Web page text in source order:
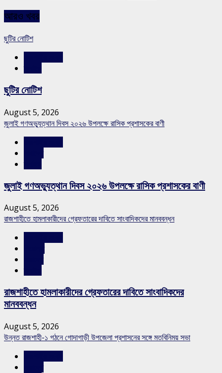
আরও খবর
ছুটির নোটিশ
ছুটির নোটিশ
August 5, 2026
জুলাই গণঅভ্যুত্থান দিবস ২০২৬ উপলক্ষে রাসিক প্রশাসকের বাণী
জুলাই গণঅভ্যুত্থান দিবস ২০২৬ উপলক্ষে রাসিক প্রশাসকের বাণী
August 5, 2026
রাজশাহীতে হামলাকারীদের গ্রেফতারের দাবিতে সাংবাদিকদের মানববন্ধন
রাজশাহীতে হামলাকারীদের গ্রেফতারের দাবিতে সাংবাদিকদের
মানববন্ধন
August 5, 2026
উন্নত রাজশাহী-১ গঠনে গোদাগাড়ী উপজেলা প্রশাসনের সঙ্গে মতবিনিময় সভা